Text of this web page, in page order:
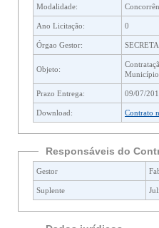
Modalidade:
Ano Licitação: 0
Órgao Gestor:
Objeto:
Contratação agências de propaganda para a prestação de serviços de publicidade para atendimento dos órgãos e entidades da
Município.
Prazo Entrega:
Download: Contrato
Responsáveis do
Gestor
Suplente